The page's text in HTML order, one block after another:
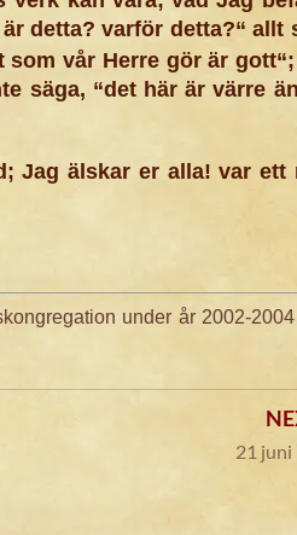
detta? varför detta?“ allt
vår Herre gör är
säga, “det här är värre
Jag älskar er alla! var ett
under år 2002-
21 juni